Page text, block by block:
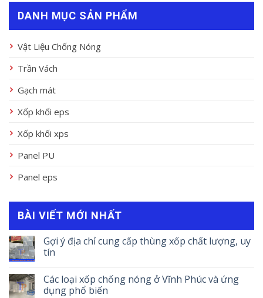
DANH MỤC SẢN PHẨM
Vật Liệu Chống Nóng
Trần Vách
Gạch mát
Xốp khối eps
Xốp khối xps
Panel PU
Panel eps
BÀI VIẾT MỚI NHẤT
Gợi ý địa chỉ cung cấp thùng xốp chất lượng, uy
tín
Các loại xốp chống nóng ở Vĩnh Phúc và ứng
dụng phổ biến